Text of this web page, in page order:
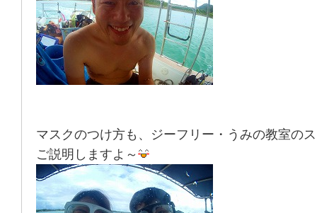
マスクのつけ方も、ジーフリー・うみの教室の
ご説明しますよ～